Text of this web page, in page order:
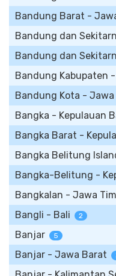
Bandung Barat -
Bandung dan
Bandung dan
Bandung Kabupaten
Bandung Kota -
Bangka - Kepulauan
Bangka Barat -
Bangka Belitung
Bangka-Belitung -
Bangkalan - Jawa
Bangli - Bali 2
Banjar 5
Banjar - Jawa Barat